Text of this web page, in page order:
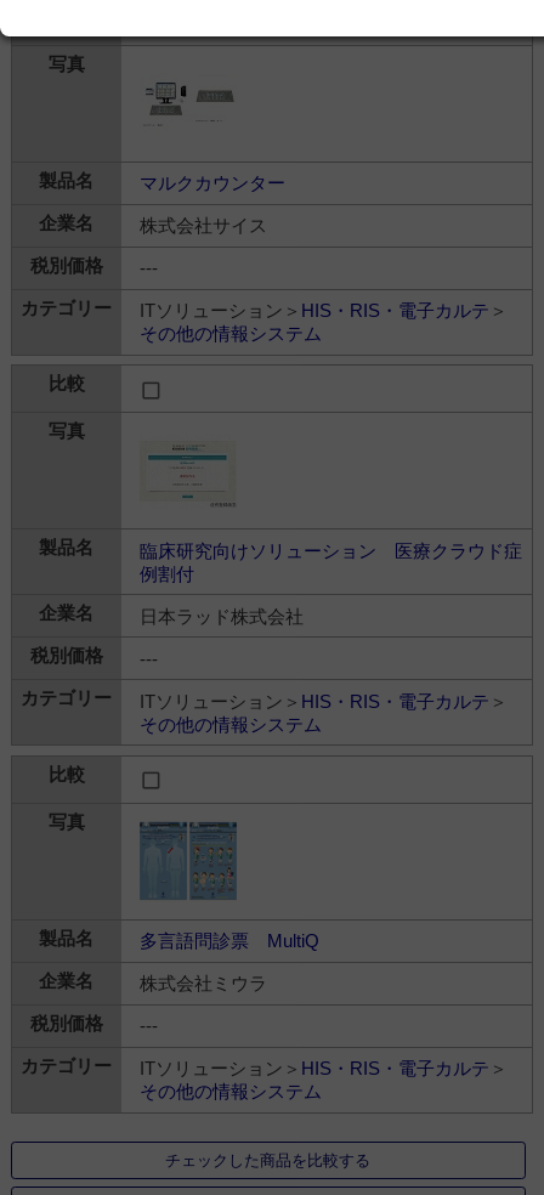
マルクカウンター
株式会社サイス
---
ITソリューション＞ HIS・RIS・電子カルテ ＞
その他の情報システム
臨床研究向けソリューション 医療クラウド症
例割付
日本ラッド株式会社
---
ITソリューション＞ HIS・RIS・電子カルテ ＞
その他の情報システム
多言語問診票 MultiQ
株式会社ミウラ
---
ITソリューション＞ HIS・RIS・電子カルテ ＞
その他の情報システム
チェックした商品を比較する